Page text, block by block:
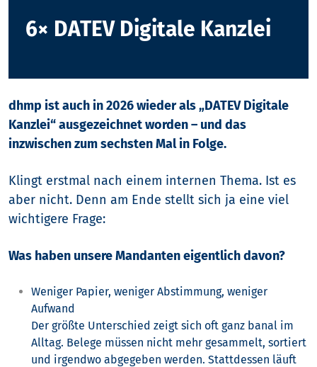
6× DATEV Digitale Kanzlei
dhmp ist auch in 2026 wieder als „DATEV Digitale
Kanzlei“ ausgezeichnet worden – und das
inzwischen zum sechsten Mal in Folge.
Klingt erstmal nach einem internen Thema. Ist es
aber nicht. Denn am Ende stellt sich ja eine viel
wichtigere Frage:
Was haben unsere Mandanten eigentlich davon?
Weniger Papier, weniger Abstimmung, weniger
Aufwand
Der größte Unterschied zeigt sich oft ganz banal im
Alltag. Belege müssen nicht mehr gesammelt, sortiert
und irgendwo abgegeben werden. Stattdessen läuft